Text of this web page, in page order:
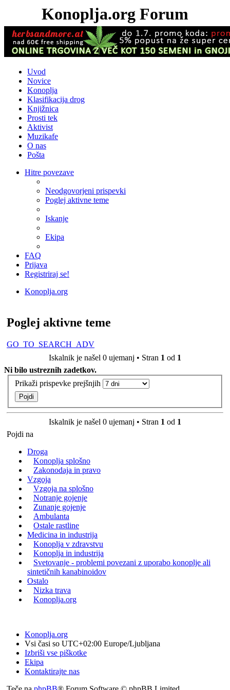
Konoplja.org Forum
Uvod
Novice
Konoplja
Klasifikacija drog
Knjižnica
Prosti tek
Aktivist
Muzikafe
O nas
Pošta
Hitre povezave
Neodgovorjeni prispevki
Poglej aktivne teme
Iskanje
Ekipa
FAQ
Prijava
Registriraj se!
Konoplja.org
Poglej aktivne teme
GO_TO_SEARCH_ADV
Iskalnik je našel 0 ujemanj • Stran 1 od 1
Ni bilo ustreznih zadetkov.
Prikaži prispevke prejšnjih
Iskalnik je našel 0 ujemanj • Stran 1 od 1
Pojdi na
Droga
Konoplja splošno
Zakonodaja in pravo
Vzgoja
Vzgoja na splošno
Notranje gojenje
Zunanje gojenje
Ambulanta
Ostale rastline
Medicina in industrija
Konoplja v zdravstvu
Konoplja in industrija
Svetovanje - problemi povezani z uporabo konoplje ali
sintetičnih kanabinoidov
Ostalo
Nizka trava
Konoplja.org
Konoplja.org
Vsi časi so UTC+02:00 Europe/Ljubljana
Izbriši vse piškotke
Ekipa
Kontaktirajte nas